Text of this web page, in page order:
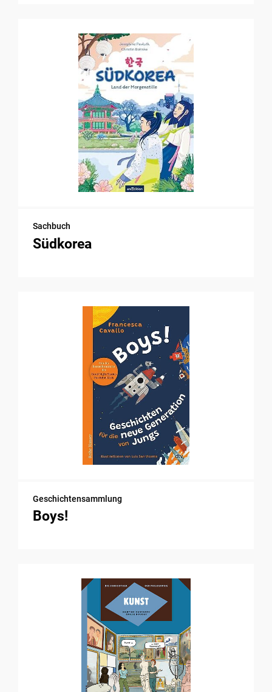
Sachbuch
Südkorea
Geschichtensammlung
Boys!